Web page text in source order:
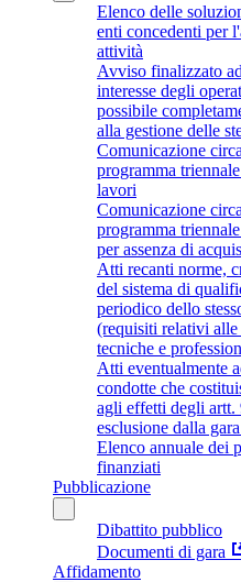
Elenco delle
enti concedenti per
attività
Avviso finalizzato
interesse degli
possibile
alla gestione delle
Comunicazione
programma
lavori
Comunicazione
programma
per assenza di
Atti recanti norme,
del sistema di
periodico dello
(requisiti relativi alle
tecniche e
Atti eventualmente
condotte che
agli effetti degli artt.
esclusione dalla
Elenco annuale dei
finanziati
Pubblicazione
Dibattito pubblico
Documenti di gara
Affidamento